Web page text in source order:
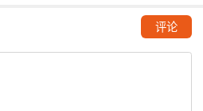
评论